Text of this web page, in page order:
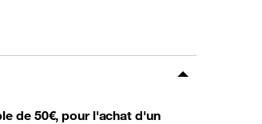
de 50€, pour l'achat d'un